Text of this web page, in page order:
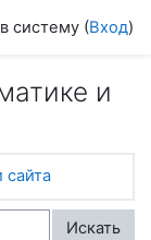
систему (Вход)
и
сайта
Искать